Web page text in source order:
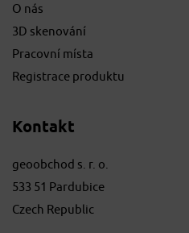
O nás
3D skenování
Pracovní místa
Registrace produktu
Kontakt
geoobchod s. r. o.
533 51 Pardubice
Czech Republic